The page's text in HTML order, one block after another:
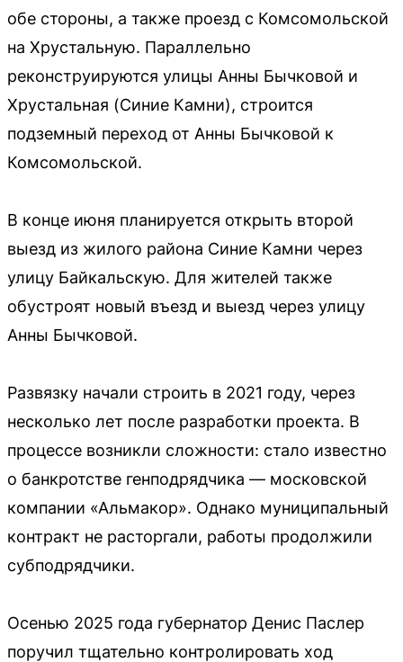
обе стороны, а также проезд с Комсомольской
на Хрустальную. Параллельно
реконструируются улицы Анны Бычковой и
Хрустальная (Синие Камни), строится
подземный переход от Анны Бычковой к
Комсомольской.
В конце июня планируется открыть второй
выезд из жилого района Синие Камни через
улицу Байкальскую. Для жителей также
обустроят новый въезд и выезд через улицу
Анны Бычковой.
Развязку начали строить в 2021 году, через
несколько лет после разработки проекта. В
процессе возникли сложности: стало известно
о банкротстве генподрядчика — московской
компании «Альмакор». Однако муниципальный
контракт не расторгали, работы продолжили
субподрядчики.
Осенью 2025 года губернатор Денис Паслер
поручил тщательно контролировать ход